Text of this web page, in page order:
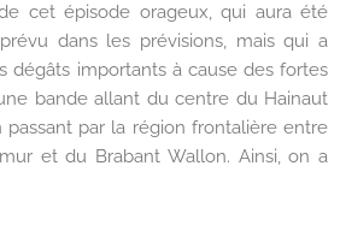
cet épisode orageux, qui aura été
dans les prévisions, mais qui a
dégâts importants à cause des fortes
bande allant du centre du Hainaut
par la région frontalière entre
et du Brabant Wallon. Ainsi, on a